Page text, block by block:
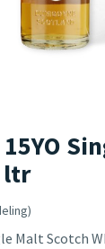
15YO
ltr
Malt Scotch